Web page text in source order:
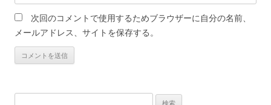
次回のコメントで使用するためブラウザーに自分の名前、
メールアドレス、サイトを保存する。